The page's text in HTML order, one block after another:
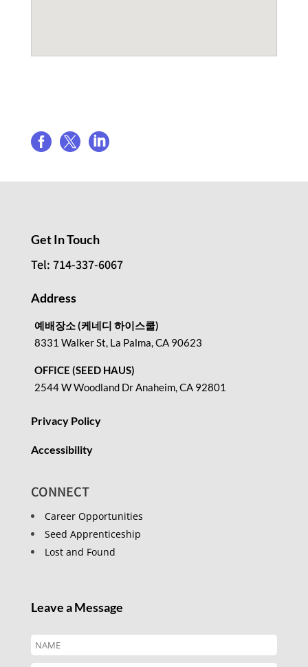
  
Get In Touch
Tel: 714-337-6067
Address
예배장소 (케네디 하이스쿨)
8331 Walker St, La Palma, CA 90623
OFFICE (SEED HAUS)
2544 W Woodland Dr Anaheim, CA 92801
Privacy Policy
Accessibility
CONNECT
Career Opportunities
Seed Apprenticeship
Lost and Found
Leave a Message